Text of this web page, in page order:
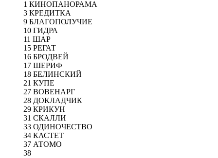
1 КИНОПАНОРАМА
3 КРЕДИТКА
9 БЛАГОПОЛУЧИЕ
10 ГИДРА
11 ШАР
15 РЕГАТ
16 БРОДВЕЙ
17 ШЕРИФ
18 БЕЛИНСКИЙ
21 КУПЕ
27 ВОВЕНАРГ
28 ДОКЛАДЧИК
29 КРИКУН
31 СКАЛЛИ
33 ОДИНОЧЕСТВО
34 КАСТЕТ
37 АТОМО
38